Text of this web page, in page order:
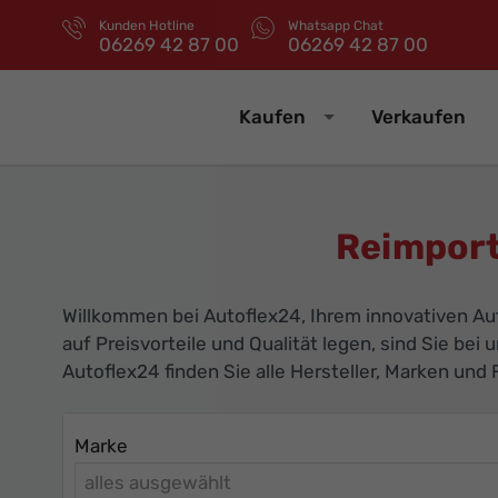
Kunden Hotline
06269 42 87 00
Whatsapp Chat
06269 42 87 00
Kaufen Verkaufen
Willkommen bei Autoflex24, Ihrem innovativen
auf Preisvorteile und Qualität legen, sind Sie bei
Autoflex24 finden Sie alle Hersteller, Marken
Marke
alles ausgewählt